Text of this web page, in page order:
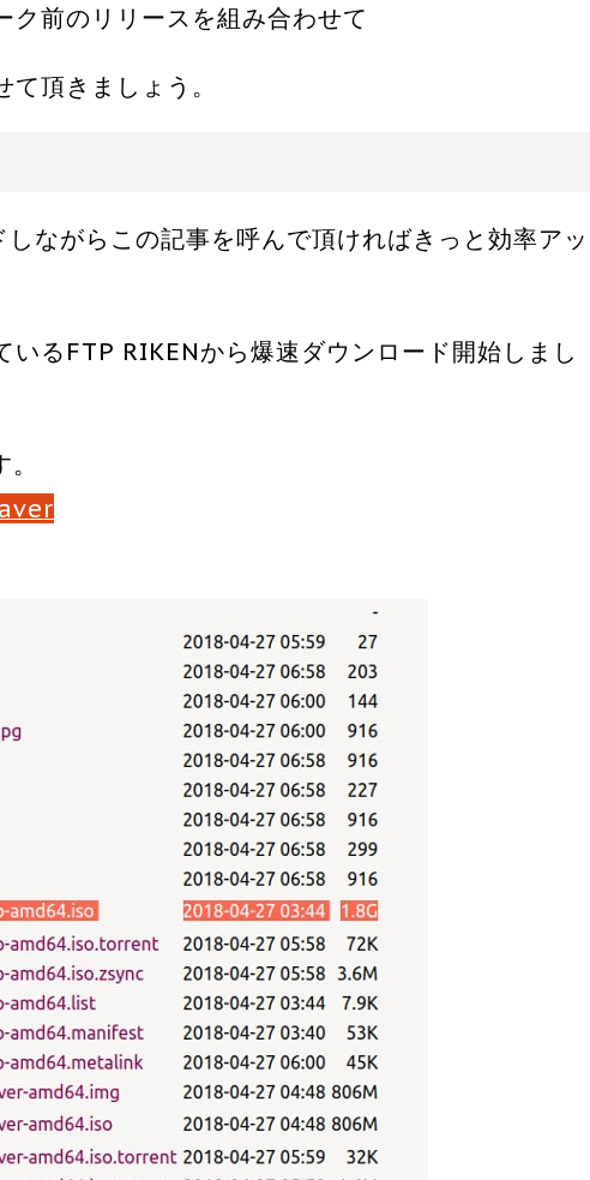
ク前のリリースを組み合わせて
頂きましょう。
ながらこの記事を呼んで頂ければきっと効率アッ
いるFTP RIKENから爆速ダウンロード開始しまし